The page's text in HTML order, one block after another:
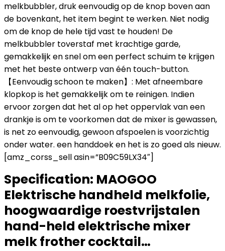
melkbubbler, druk eenvoudig op de knop boven aan
de bovenkant, het item begint te werken. Niet nodig
om de knop de hele tijd vast te houden! De
melkbubbler toverstaf met krachtige garde,
gemakkelijk en snel om een ​​perfect schuim te krijgen
met het beste ontwerp van één touch-button.
【Eenvoudig schoon te maken】: Met afneembare
klopkop is het gemakkelijk om te reinigen. Indien
ervoor zorgen dat het al op het oppervlak van een
drankje is om te voorkomen dat de mixer is gewassen,
is net zo eenvoudig, gewoon afspoelen is voorzichtig
onder water. een handdoek en het is zo goed als nieuw.
[amz_corss_sell asin=”B09C59LX34″]
Specification: MAOGOO
Elektrische handheld melkfolie,
hoogwaardige roestvrijstalen
hand-held elektrische mixer
melk frother cocktail…